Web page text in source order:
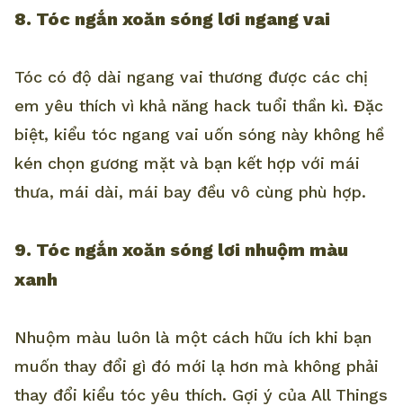
8. Tóc ngắn xoăn sóng lơi ngang vai
Tóc có độ dài ngang vai thương được các chị
em yêu thích vì khả năng hack tuổi thần kì. Đặc
biệt, kiểu tóc ngang vai uốn sóng này không hề
kén chọn gương mặt và bạn kết hợp với mái
thưa, mái dài, mái bay đều vô cùng phù hợp.
9. Tóc ngắn xoăn sóng lơi nhuộm màu
xanh
Nhuộm màu luôn là một cách hữu ích khi bạn
muốn thay đổi gì đó mới lạ hơn mà không phải
thay đổi kiểu tóc yêu thích. Gợi ý của All Things